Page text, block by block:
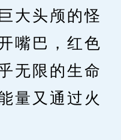
头颅的怪
嘴巴，红色
无限的生命
量又通过火